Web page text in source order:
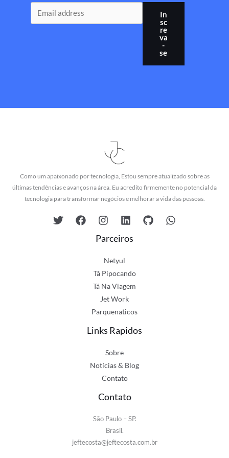
In
sc
re
va
-
se
Como um apaixonado por tecnologia, Estou sempre atualizado sobre as
últimas tendências e avanços na área. Eu acredito firmemente no potencial da
tecnologia para transformar negócios e melhorar a vida das pessoas.
Parceiros
Netyul
Tá Pipocando
Tá Na Viagem
Jet Work
Parquenaticos
Links Rapidos
Sobre
Notícias & Blog
Contato
Contato
São Paulo – SP.
Brasil.
jeftecosta@jeftecosta.com.br